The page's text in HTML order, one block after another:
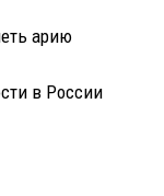
арию
в России